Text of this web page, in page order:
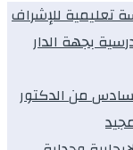
يتفقد 12 مؤسسة تعليمية للإشراف
بجهة الدار
من الدكتور